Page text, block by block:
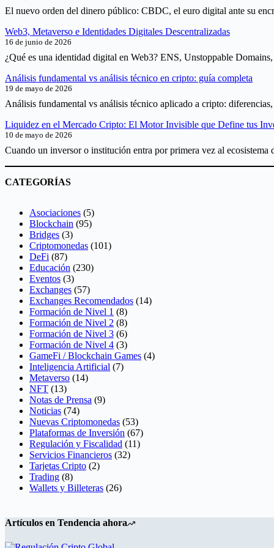
El nuevo orden del dinero público: CBDC, el euro digital ante su
Web3, Metaverso e Identidades Digitales Descentralizadas
16 de junio de 2026
¿Qué es una identidad digital en Web3? ENS, Unstoppable
Análisis fundamental vs análisis técnico en cripto: guía completa
19 de mayo de 2026
Análisis fundamental vs análisis técnico aplicado a cripto:
Liquidez en el Mercado Cripto: El Motor Invisible que Define tus
10 de mayo de 2026
Cuando un inversor o institución entra por primera vez al ecosistema
CATEGORÍAS
Asociaciones (5)
Blockchain (95)
Bridges (3)
Criptomonedas (101)
DeFi (87)
Educación (230)
Eventos (3)
Exchanges (57)
Exchanges Recomendados (14)
Formación de Nivel 1 (8)
Formación de Nivel 2 (8)
Formación de Nivel 3 (6)
Formación de Nivel 4 (3)
GameFi / Blockchain Games (4)
Inteligencia Artificial (7)
Metaverso (14)
NFT (13)
Notas de Prensa (9)
Noticias (74)
Nuevas Criptomonedas (53)
Plataformas de Inversión (67)
Regulación y Fiscalidad (11)
Servicios Financieros (32)
Tarjetas Cripto (2)
Trading (8)
Wallets y Billeteras (26)
Artículos en Tendencia ahora